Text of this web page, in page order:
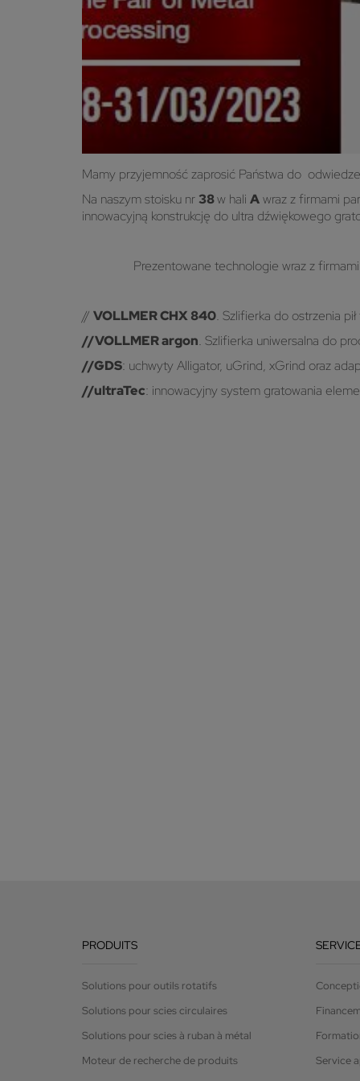
Mamy przyjemność zaprosić Państwa do
Na naszym stoisku nr 38w hali Awraz z firmami
innowacyjną konstrukcję do ultra dźwiękowego
Prezentowane technologie wraz z firmami
// VOLLMER CHX 840. Szlifierka do ostrzenia
//VOLLMER argon. Szlifierka uniwersalna do
//GDS: uchwyty Alligator, uGrind, xGrind oraz
//ultraTec: innowacyjny system gratowania
PRODUITS
Solutions pour outils rotatifs
Solutions pour scies circulaires
Solutions pour scies à ruban à métal
Moteur de recherche de produits
Service